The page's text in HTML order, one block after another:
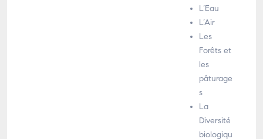
L’Eau
L’Air
Les
Forêts et
les
pâturage
s
La
Diversité
biologiqu